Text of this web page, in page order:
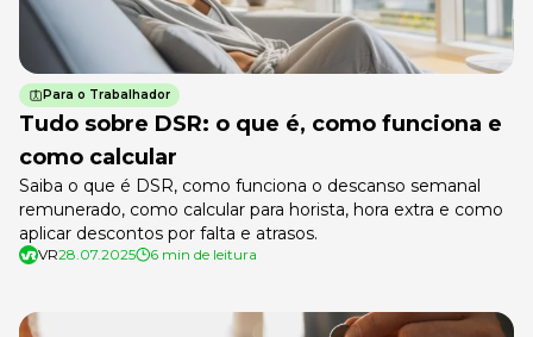
Para o Trabalhador
Tudo sobre DSR: o que é, como funciona e
como calcular
Saiba o que é DSR, como funciona o descanso semanal
remunerado, como calcular para horista, hora extra e como
aplicar descontos por falta e atrasos.
VR28.07.2025 6 min de leitura